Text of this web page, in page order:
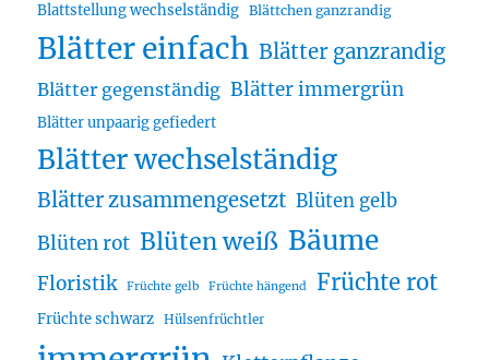
Blattstellung wechselständig Blättchen ganzrandig
Blätter einfach Blätter ganzrandig
Blätter gegenständig Blätter immergrün
Blätter unpaarig gefiedert
Blätter wechselständig
Blätter zusammengesetzt Blüten gelb
Blüten rot Blüten weiß Bäume
Floristik Früchte gelb Früchte hängend Früchte rot
Früchte schwarz Hülsenfrüchtler